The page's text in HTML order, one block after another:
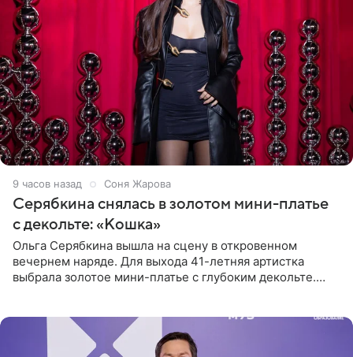
9 часов назад Соня Жарова
Серябкина снялась в золотом мини-платье
с декольте: «Кошка»
Ольга Серябкина вышла на сцену в откровенном
вечернем наряде. Для выхода 41-летняя артистка
выбрала золотое мини-платье с глубоким декольте.